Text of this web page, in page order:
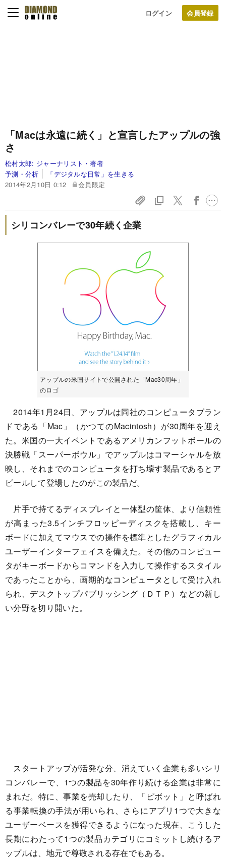
ログイン
「Macは永遠に続く」と宣言したアップルの強
さ
松村太郎: ジャーナリスト・著者
予測・分析
「デジタルな日常」を生きる
2014年2月10日 0:12
会員限定
シリコンバレーで30年続く企業
アップルの米国サイトで公開された「Mac30周年」
のロゴ
2014年1月24日、アップルは同社のコンピュータブラン
ドである「Mac」（かつてのMacintosh）が30周年を迎え
た。米国の一大イベントであるアメリカンフットボールの
決勝戦「スーパーボウル」でアップルはコマーシャルを放
映し、それまでのコンピュータを打ち壊す製品であるとア
ピールして登場したのがこの製品だ。
片手で持てるディスプレイと一体型の筐体、より信頼性
が高まった3.5インチフロッピーディスクを搭載し、キー
ボードに加えてマウスでの操作を標準としたグラフィカル
ユーザーインターフェイスを備えた。その他のコンピュー
タがキーボードからコマンドを入力して操作するスタイル
であったことから、画期的なコンピュータとして受け入れ
られ、デスクトップパブリッシング（ＤＴＰ）などの新し
い分野を切り開いた。
スタートアップが活発な分、消えていく企業も多いシリ
コンバレーで、1つの製品を30年作り続ける企業は非常に
まれだ。特に、事業を売却したり、「ピボット」と呼ばれ
る事業転換の手法が用いられ、さらにアプリ1つで大きな
ユーザーベースを獲得できるようになった現在、こうした
長期にわたって1つの製品カテゴリにコミットし続けるア
ップルは、地元で尊敬される存在でもある。